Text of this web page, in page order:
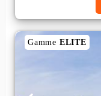
Gamme ELITE